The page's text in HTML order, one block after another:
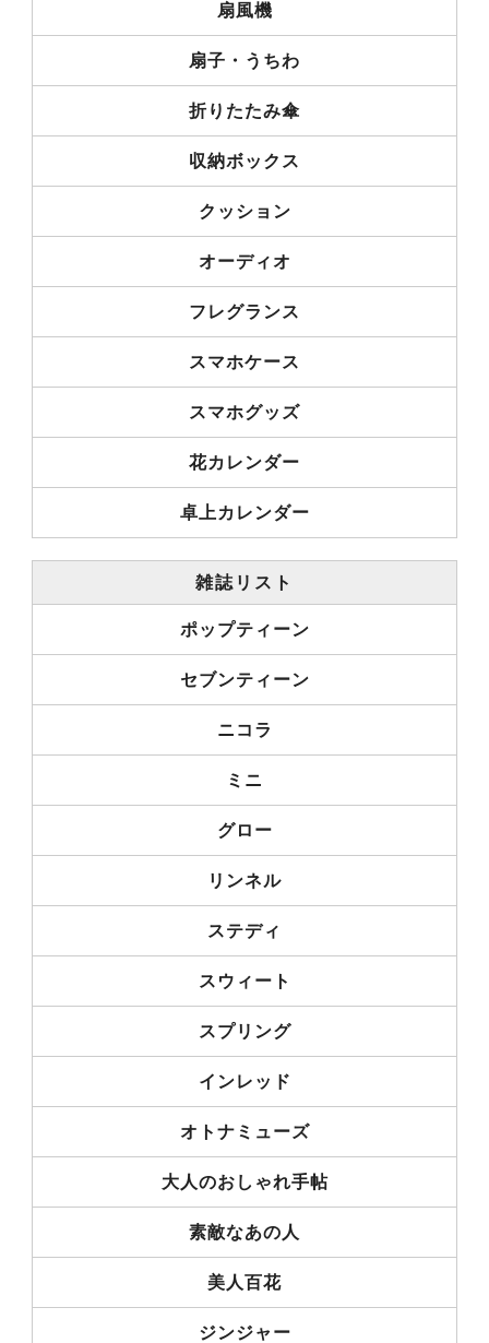
扇風機
扇子・うちわ
折りたたみ傘
収納ボックス
クッション
オーディオ
フレグランス
スマホケース
スマホグッズ
花カレンダー
卓上カレンダー
雑誌リスト
ポップティーン
セブンティーン
ニコラ
ミニ
グロー
リンネル
ステディ
スウィート
スプリング
インレッド
オトナミューズ
大人のおしゃれ手帖
素敵なあの人
美人百花
ジンジャー